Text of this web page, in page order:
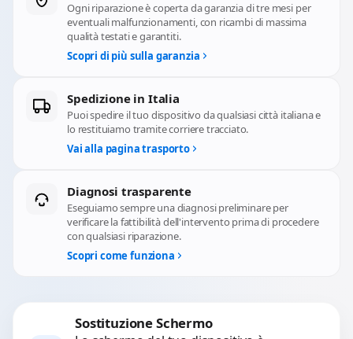
Ogni riparazione è coperta da garanzia di tre mesi per
eventuali malfunzionamenti, con ricambi di massima
qualità testati e garantiti.
Scopri di più sulla garanzia
Spedizione in Italia
Puoi spedire il tuo dispositivo da qualsiasi città italiana e
lo restituiamo tramite corriere tracciato.
Vai alla pagina trasporto
Diagnosi trasparente
Eseguiamo sempre una diagnosi preliminare per
verificare la fattibilità dell'intervento prima di procedere
con qualsiasi riparazione.
Scopri come funziona
Sostituzione Schermo